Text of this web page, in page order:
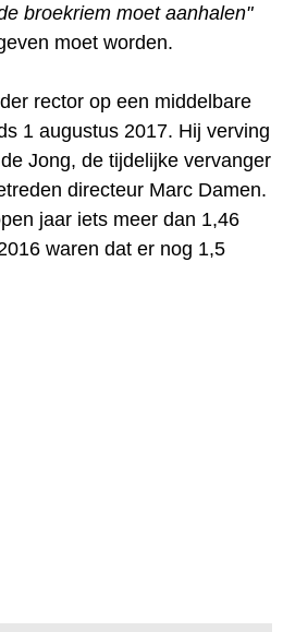
broekriem moet aanhalen"
moet worden.
rector op een middelbare
1 augustus 2017. Hij verving
Jong, de tijdelijke vervanger
directeur Marc Damen.
jaar iets meer dan 1,46
waren dat er nog 1,5